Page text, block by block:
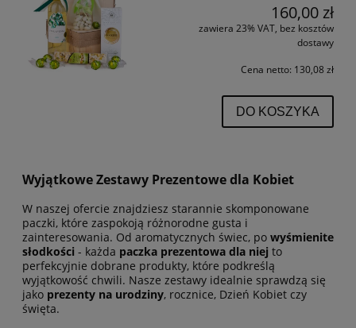
160,00 zł
zawiera 23% VAT, bez kosztów
dostawy
Cena netto: 130,08 zł
DO KOSZYKA
Wyjątkowe Zestawy Prezentowe dla Kobiet
W naszej ofercie znajdziesz starannie skomponowane
paczki, które zaspokoją różnorodne gusta i
zainteresowania. Od aromatycznych świec, po wyśmienite
słodkości - każda paczka prezentowa dla niej to
perfekcyjnie dobrane produkty, które podkreślą
wyjątkowość chwili. Nasze zestawy idealnie sprawdzą się
jako prezenty na urodziny, rocznice, Dzień Kobiet czy
święta.